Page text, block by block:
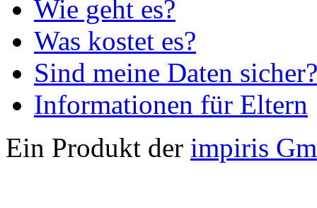
Wie geht es?
Was kostet es?
Sind meine Daten sicher?
Informationen für Eltern
Ein Produkt der impiris